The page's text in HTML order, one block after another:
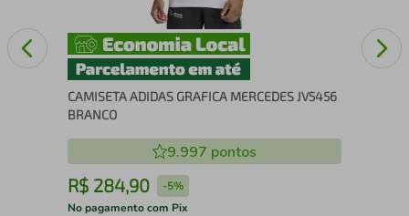
CAMISETA ADIDAS GRAFICA MERCEDES JV5456
BRANCO
9.997 pontos
R$ 284,90 -5%
No pagamento com Pix